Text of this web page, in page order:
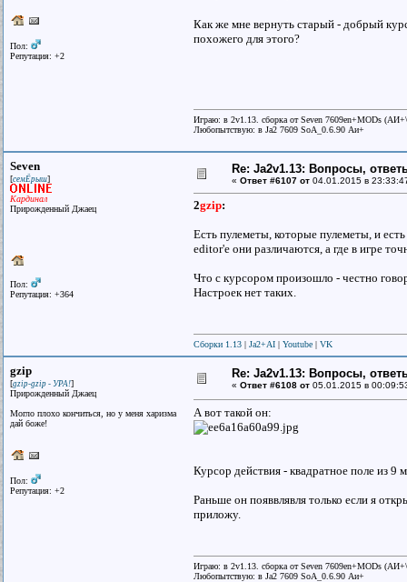
Пол:
Репутация: +2
Как же мне вернуть старый - добрый
похожего для этого?
Играю: в 2v1.13. сборка от Seven 7609en+MODs
Любопытствую: в Ja2 7609 SoA_0.6.90 Аи+
Seven
[семЁрыш]
Кардинал
Прирожденный Джаец
Пол:
Репутация: +364
Re: Ja2v1.13: Вопросы,
« Ответ #6107 от 04.01.2015 в
2gzip:
Есть пулеметы, которые пулеметы, и
editor'e они различаются, а где в игре
Что с курсором произошло - честно
Настроек нет таких.
Сборки 1.13 | Ja2+AI | Youtube | VK
gzip
[gzip-gzip - УРА!]
Прирожденный Джаец
Могло плохо кончиться, но у меня харизма
дай божe!
Пол:
Репутация: +2
Re: Ja2v1.13: Вопросы,
« Ответ #6108 от 05.01.2015 в
А вот такой он:
Курсор действия - квадратное поле из 9
Раньше он появвлявля только если я
приложу.
Играю: в 2v1.13. сборка от Seven 7609en+MODs
Любопытствую: в Ja2 7609 SoA_0.6.90 Аи+